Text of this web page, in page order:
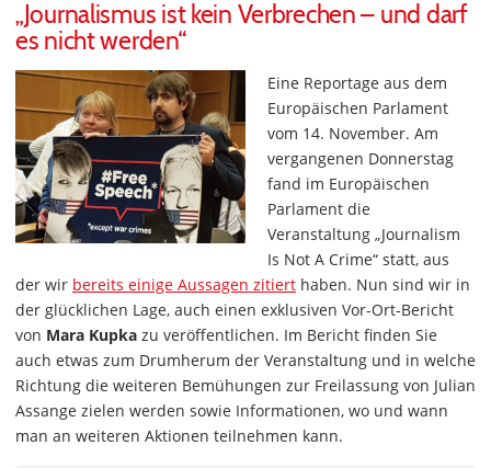
„Journalismus ist kein Verbrechen – und darf
es nicht werden“
Eine Reportage aus dem
Europäischen Parlament
vom 14. November. Am
vergangenen Donnerstag
fand im Europäischen
Parlament die
Veranstaltung „Journalism
Is Not A Crime“ statt, aus
der wir bereits einige Aussagen zitiert haben. Nun sind wir in
der glücklichen Lage, auch einen exklusiven Vor-Ort-Bericht
von Mara Kupka zu veröffentlichen. Im Bericht finden Sie
auch etwas zum Drumherum der Veranstaltung und in welche
Richtung die weiteren Bemühungen zur Freilassung von Julian
Assange zielen werden sowie Informationen, wo und wann
man an weiteren Aktionen teilnehmen kann.